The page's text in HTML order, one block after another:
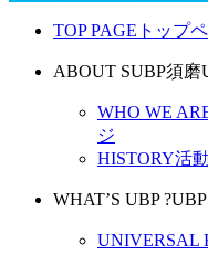
TOP PAGE トップ
ABOUT SUBP須磨
WHO WE
ジ
HISTORY活
WHAT’S UBP ?
UNIVERSAL